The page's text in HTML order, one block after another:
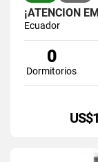
¡ATENCIÓN
Ecuador
0
Dormitorios